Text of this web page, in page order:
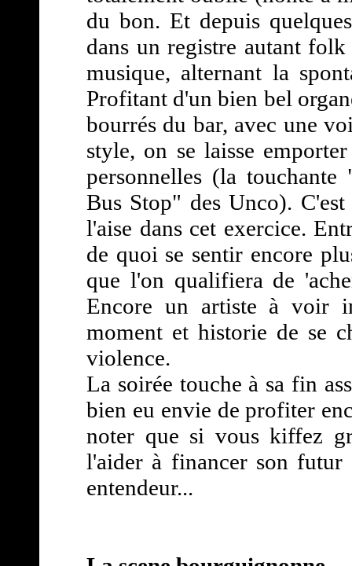
du bon. Et depuis
dans un registre autant
musique, alternant la
Profitant d'un bien bel
bourrés du bar, avec une
style, on se laisse
personnelles (la
Bus Stop" des Unco).
l'aise dans cet exercice.
de quoi se sentir encore
que l'on qualifiera de
Encore un artiste à voir
moment et historie de se
violence.
La soirée touche à sa fin
bien eu envie de profiter
noter que si vous kiffez
l'aider à financer son
entendeur...